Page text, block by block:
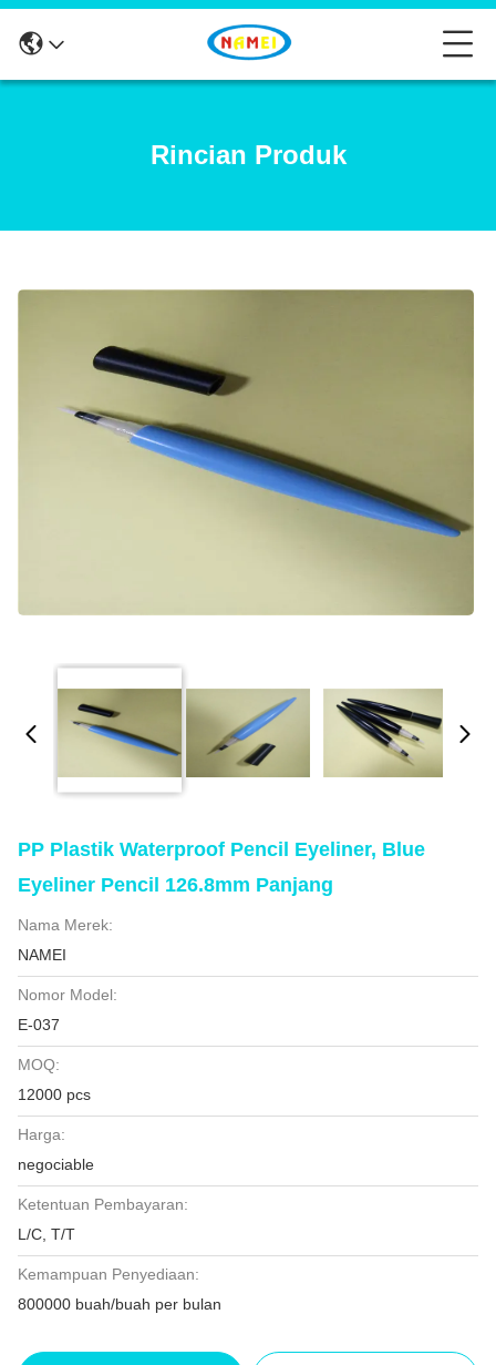
Rincian Produk
PP Plastik Waterproof Pencil Eyeliner, Blue
Eyeliner Pencil 126.8mm Panjang
Nama Merek:
NAMEI
Nomor Model:
E-037
MOQ:
12000 pcs
Harga:
negociable
Ketentuan Pembayaran:
L/C, T/T
Kemampuan Penyediaan:
800000 buah/buah per bulan